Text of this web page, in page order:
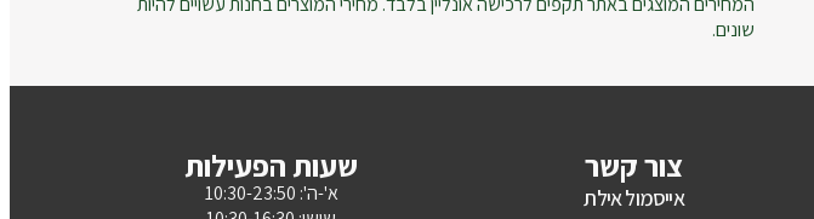
שונים.
צור קשר
אייסמול אילת
שעות הפעילות
א'-ה': 10:30-23:50